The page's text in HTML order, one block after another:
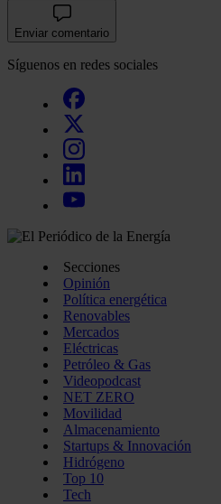
Enviar comentario
Síguenos en redes sociales
Secciones
Opinión
Política energética
Renovables
Mercados
Eléctricas
Petróleo & Gas
Videopodcast
NET ZERO
Movilidad
Almacenamiento
Startups & Innovación
Hidrógeno
Top 10
Tech